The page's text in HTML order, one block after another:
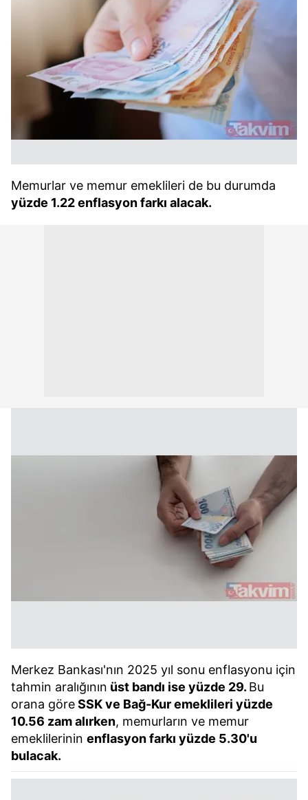
Memurlar ve memur emeklileri de bu durumda
yüzde 1.22 enflasyon farkı alacak.
Merkez Bankası'nın 2025 yıl sonu enflasyonu için
tahmin aralığının üst bandı ise yüzde 29. Bu
orana göreSSK ve Bağ-Kur emeklileri yüzde
10.56 zam alırken, memurların ve memur
emeklilerinin enflasyon farkı yüzde 5.30'u
bulacak.